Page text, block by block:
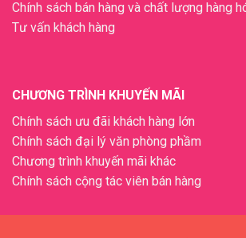
Chính sách bán hàng và chất lượng hàng
Tư vấn khách hàng
CHƯƠNG TRÌNH KHUYẾN MÃI
Chính sách ưu đãi khách hàng lớn
Chính sách đại lý văn phòng phầm
Chương trình khuyến mãi khác
Chính sách cộng tác viên bán hàng